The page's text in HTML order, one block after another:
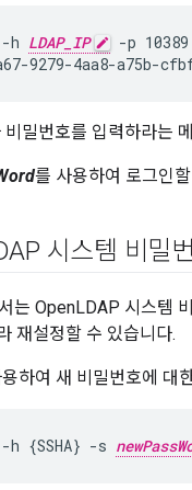
h LDAP_IP -p 10389
9279-4aa8-a75b-
밀번호를 입력하라는
를 사용하여 로그인
시스템 비밀
는 OpenLDAP 시스템
재설정할 수 있습니다.
하여 새 비밀번호에 대
h {SSHA} -s